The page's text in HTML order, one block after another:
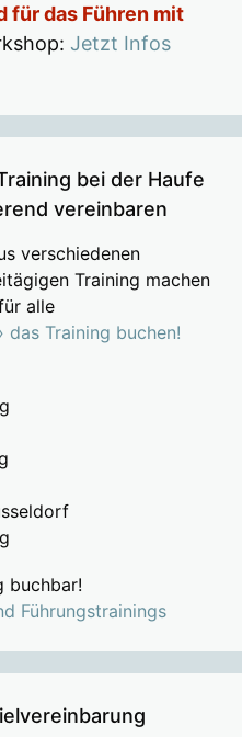
für das Führen mit
Jetzt Infos
bei der Haufe
vereinbaren
verschiedenen
Training machen
alle
das Training buchen!
buchbar!
Führungstrainings